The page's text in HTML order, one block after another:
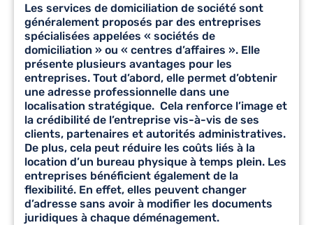
Les services de domiciliation de société sont
généralement proposés par des entreprises
spécialisées appelées « sociétés de
domiciliation » ou « centres d’affaires ». Elle
présente plusieurs avantages pour les
entreprises. Tout d’abord, elle permet d’obtenir
une adresse professionnelle dans une
localisation stratégique. Cela renforce l’image et
la crédibilité de l’entreprise vis-à-vis de ses
clients, partenaires et autorités administratives.
De plus, cela peut réduire les coûts liés à la
location d’un bureau physique à temps plein. Les
entreprises bénéficient également de la
flexibilité. En effet, elles peuvent changer
d’adresse sans avoir à modifier les documents
juridiques à chaque déménagement.